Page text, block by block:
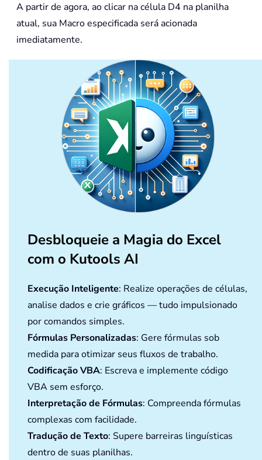
A partir de agora, ao clicar na célula D4 na planilha
atual, sua Macro especificada será acionada
imediatamente.
Desbloqueie a Magia do Excel
com o Kutools AI
Execução Inteligente: Realize operações de células,
analise dados e crie gráficos — tudo impulsionado
por comandos simples.
Fórmulas Personalizadas: Gere fórmulas sob
medida para otimizar seus fluxos de trabalho.
Codificação VBA: Escreva e implemente código
VBA sem esforço.
Interpretação de Fórmulas: Compreenda fórmulas
complexas com facilidade.
Tradução de Texto: Supere barreiras linguísticas
dentro de suas planilhas.